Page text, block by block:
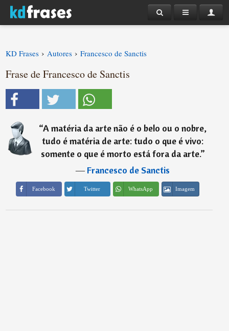
KD Frases › Autores › Francesco de Sanctis
Frase de Francesco de Sanctis
“A matéria da arte não é o belo ou o nobre,
tudo é matéria de arte: tudo o que é vivo:
somente o que é morto está fora da arte.”
―Francesco de Sanctis
Facebook Twitter WhatsApp Imagem